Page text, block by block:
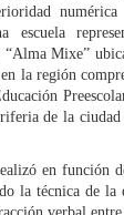
escuela
“Alma Mixe”
la región
de la
en función
la técnica de la